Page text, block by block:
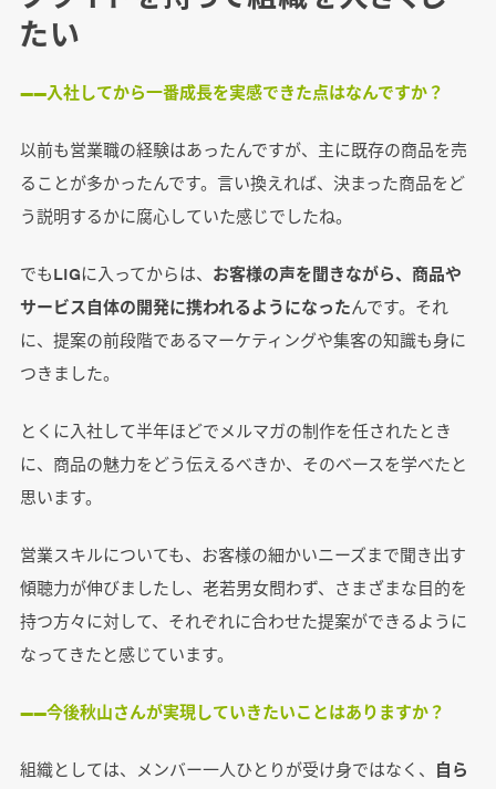
たい
――入社してから一番成長を実感できた点はなんですか？
以前も営業職の経験はあったんですが、主に既存の商品を売
ることが多かったんです。言い換えれば、決まった商品をど
う説明するかに腐心していた感じでしたね。
でもLIGに入ってからは、 お客様の声を聞きながら、商品や
サービス自体の開発に携われるようになったんです。それ
に、提案の前段階であるマーケティングや集客の知識も身に
つきました。
とくに入社して半年ほどでメルマガの制作を任されたとき
に、商品の魅力をどう伝えるべきか、そのベースを学べたと
思います。
営業スキルについても、お客様の細かいニーズまで聞き出す
傾聴力が伸びましたし、老若男女問わず、さまざまな目的を
持つ方々に対して、それぞれに合わせた提案ができるように
なってきたと感じています。
――今後秋山さんが実現していきたいことはありますか？
組織としては、メンバー一人ひとりが受け身ではなく、 自ら